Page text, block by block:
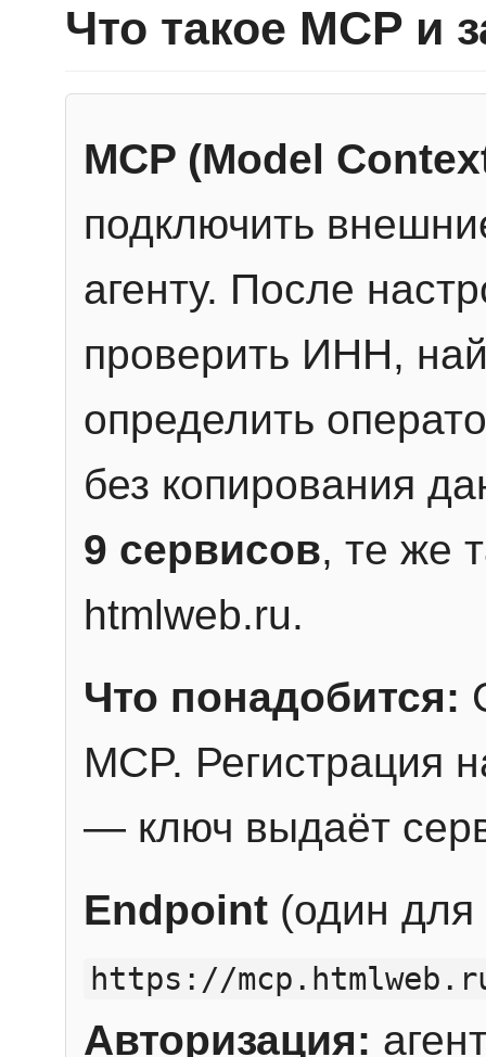
Что такое MCP и
MCP (Model
подключить
агенту. После
проверить ИНН,
определить
без копирования
9 сервисов, те же
htmlweb.ru.
Что понадобится:
MCP. Регистрация
— ключ выдаёт
Endpoint (один для
https://
Авторизация: